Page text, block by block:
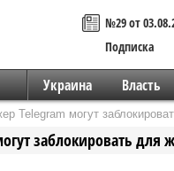
№29 от
Подписка
Украина Власть
Telegram могут
заблокировать для